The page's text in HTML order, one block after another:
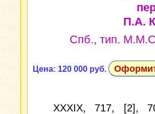
П.А.
Спб., тип.
Цена: 120 000 руб.
XXXIX, 717, [2],